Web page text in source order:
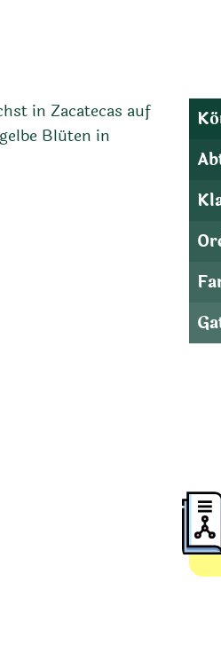
in Zacatecas auf
Blüten in